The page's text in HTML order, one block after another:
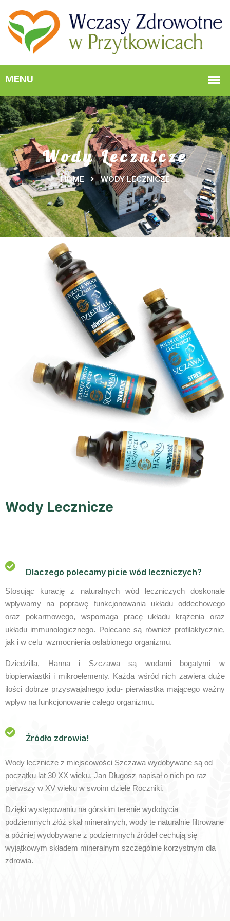
Wody Lecznicze
HOME WODY LECZNICZE
Wody Lecznicze
Dlaczego polecamy picie wód leczniczych?
Stosując kurację z naturalnych wód leczniczych doskonale
wpływamy na poprawę funkcjonowania układu oddechowego
oraz pokarmowego, wspomaga pracę układu krążenia oraz
układu immunologicznego. Polecane są również profilaktycznie,
jak i w celu wzmocnienia osłabionego organizmu.
Dziedzilla, Hanna i Szczawa są wodami bogatymi w
biopierwiastki i mikroelementy. Każda wśród nich zawiera duże
ilości dobrze przyswajalnego jodu- pierwiastka mającego ważny
wpływ na funkcjonowanie całego organizmu.
Źródło zdrowia!
Wody lecznicze z miejscowości Szczawa wydobywane są od
początku lat 30 XX wieku. Jan Długosz napisał o nich po raz
pierwszy w XV wieku w swoim dziele Roczniki.
Dzięki występowaniu na górskim terenie wydobycia
podziemnych złóż skał mineralnych, wody te naturalnie filtrowane
a później wydobywane z podziemnych źródeł cechują się
wyjątkowym składem mineralnym szczególnie korzystnym dla
zdrowia.